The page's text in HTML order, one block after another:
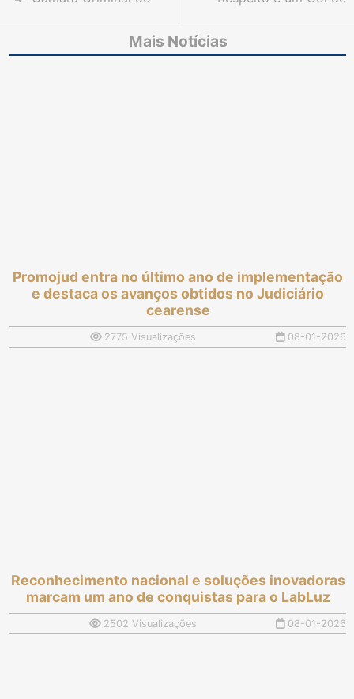
processos em cinco
meses de atuação
campanha de combate
à violência contra a
Mais Notícias
Promojud entra no último ano de implementação
e destaca os avanços obtidos no Judiciário
cearense
2775 Visualizações 08-01-2026
Reconhecimento nacional e soluções inovadoras
marcam um ano de conquistas para o LabLuz
2502 Visualizações 08-01-2026